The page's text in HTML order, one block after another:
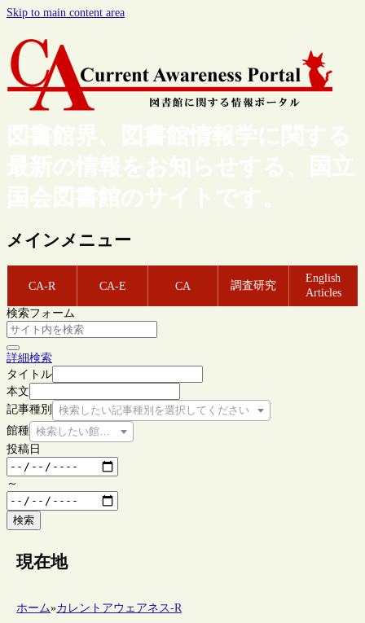
Skip to main content area
図書館界、図書館情報学に関する
最新の情報をお知らせする、国立
国会図書館のサイトです。
メインメニュー
CA-R CA-E CA 調査研究
English
Articles
検索フォーム
詳細検索
タイトル
本文
記事種別
検索したい記事種別を選択してください
館種 検索したい館種を選択してください
投稿日
～
検索
現在地
ホーム»カレントアウェアネス-R